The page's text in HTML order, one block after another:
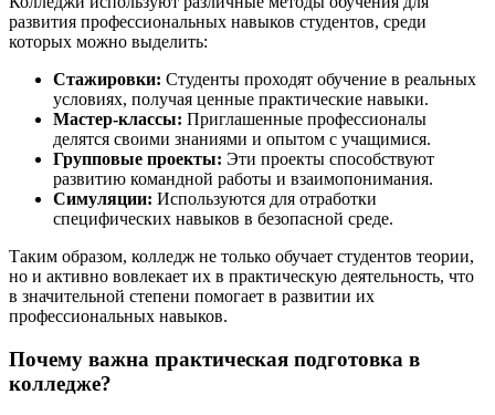
развития профессиональных навыков студентов, среди
которых можно выделить:
Стажировки: Студенты проходят обучение в реальных
условиях, получая ценные практические навыки.
Мастер-классы: Приглашенные профессионалы
делятся своими знаниями и опытом с учащимися.
Групповые проекты: Эти проекты способствуют
развитию командной работы и взаимопонимания.
Симуляции: Используются для отработки
специфических навыков в безопасной среде.
Таким образом, колледж не только обучает студентов теории,
но и активно вовлекает их в практическую деятельность, что
в значительной степени помогает в развитии их
профессиональных навыков.
Почему важна практическая подготовка в
колледже?